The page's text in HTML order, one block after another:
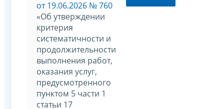
от 19.06.2026 № 760
«Об утверждении
критерия
систематичности и
продолжительности
выполнения работ,
оказания услуг,
предусмотренного
пунктом 5 части 1
статьи 17